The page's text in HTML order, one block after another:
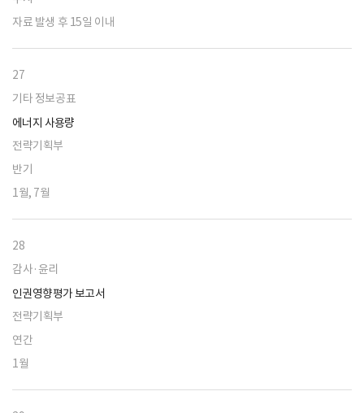
자료 발생 후 15일 이내
27
기타 정보공표
에너지 사용량
전략기획부
반기
1월, 7월
28
감사·윤리
인권영향평가 보고서
전략기획부
연간
1월